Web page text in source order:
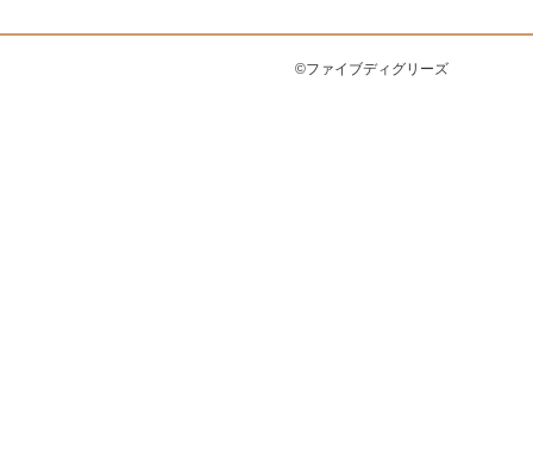
©ファイブディグリーズ